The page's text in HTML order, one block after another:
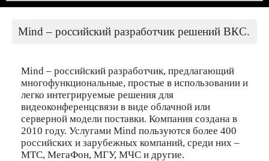
Mind – российский разработчик решений ВКС.
Mind – российский разработчик, предлагающий
многофункциональные, простые в использовании и
легко интегрируемые решения для
видеоконференцсвязи в виде облачной или
серверной модели поставки. Компания создана в
2010 году. Услугами Mind пользуются более 400
российских и зарубежных компаний, среди них –
МТС, МегаФон, МГУ, МЧС и другие.